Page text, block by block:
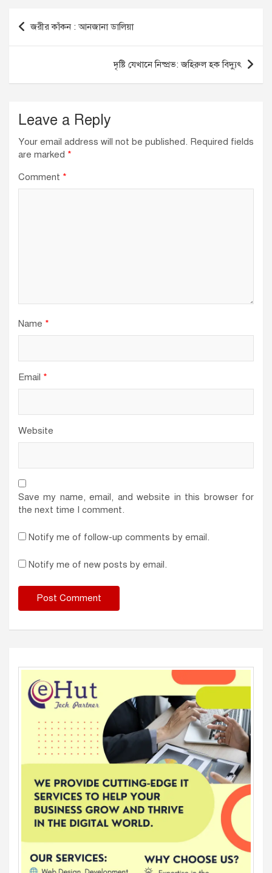
o
k
p
Post
navigation
জরীর কাঁকন : আনজানা ডালিয়া
দৃষ্টি যেখানে নিষ্প্রভ: জহিরুল হক বিদ্যুৎ
Leave a Reply
Your email address will not be published. Required fields
are marked *
Comment *
Name *
Email *
Website
Save my name, email, and website in this browser for
the next time I comment.
Notify me of follow-up comments by email.
Notify me of new posts by email.